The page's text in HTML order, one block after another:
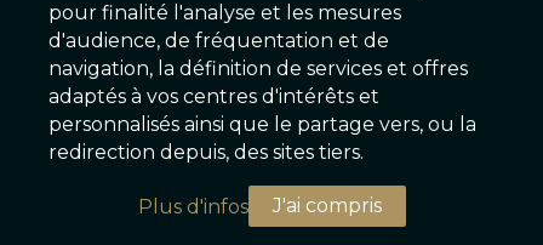
reception@hotelhenriiv.fr
www.hotelhenriiv.fr
2025 © Galaxy Hôtels Version 2.01 - Serveur EX
pour finalité l'analyse et les mesures
d'audience, de fréquentation et de
navigation, la définition de services et offres
adaptés à vos centres d'intérêts et
personnalisés ainsi que le partage vers, ou la
redirection depuis, des sites tiers.
Plus d'infos J'ai compris